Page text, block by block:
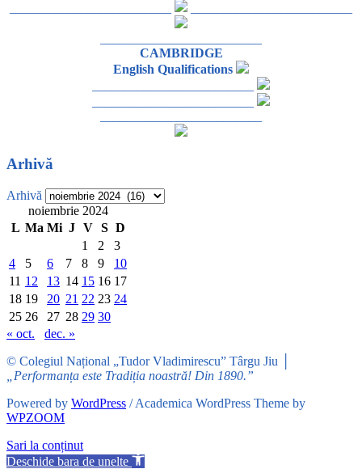
CAMBRIDGE
English Qualifications
Arhivă
Arhivă
noiembrie 2024
L Ma Mi J V S D
1
2
3
4
5 6 7 8 9
10
11 12 13 14 15 16 17
18 19 20 21 22 23 24
25 26 27 28 29 30
« oct.
dec. »
© Colegiul Național „Tudor Vladimirescu” Târgu Jiu │
„Performanța este Tradiția noastră! Din 1890.”
Powered by WordPress / Academica WordPress Theme by
WPZOOM
Sari la conținut
Deschide bara de unelte